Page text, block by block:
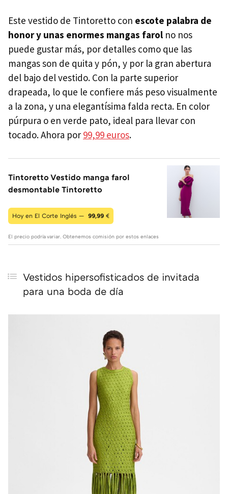
Este vestido de Tintoretto con escote palabra de
honor y unas enormes mangas farol no nos
puede gustar más, por detalles como que las
mangas son de quita y pón, y por la gran abertura
del bajo del vestido. Con la parte superior
drapeada, lo que le confiere más peso visualmente
a la zona, y una elegantísima falda recta. En color
púrpura o en verde pato, ideal para llevar con
tocado. Ahora por 99,99 euros.
Tintoretto Vestido manga farol
desmontable Tintoretto
Hoy en El Corte Inglés — 99,99 €
El precio podría variar. Obtenemos comisión por estos enlaces
Vestidos hipersofisticados de invitada
para una boda de día